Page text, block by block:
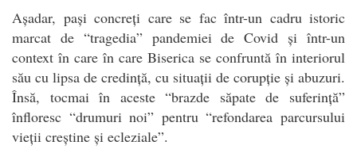
Așadar, pași concreți care se fac într-un cadru istoric
marcat de “tragedia” pandemiei de Covid și într-un
context în care în care Biserica se confruntă în interiorul
său cu lipsa de credință, cu situații de corupție și abuzuri.
Însă, tocmai în aceste “brazde săpate de suferință”
înfloresc “drumuri noi” pentru “refondarea parcursului
vieții creștine și ecleziale”.